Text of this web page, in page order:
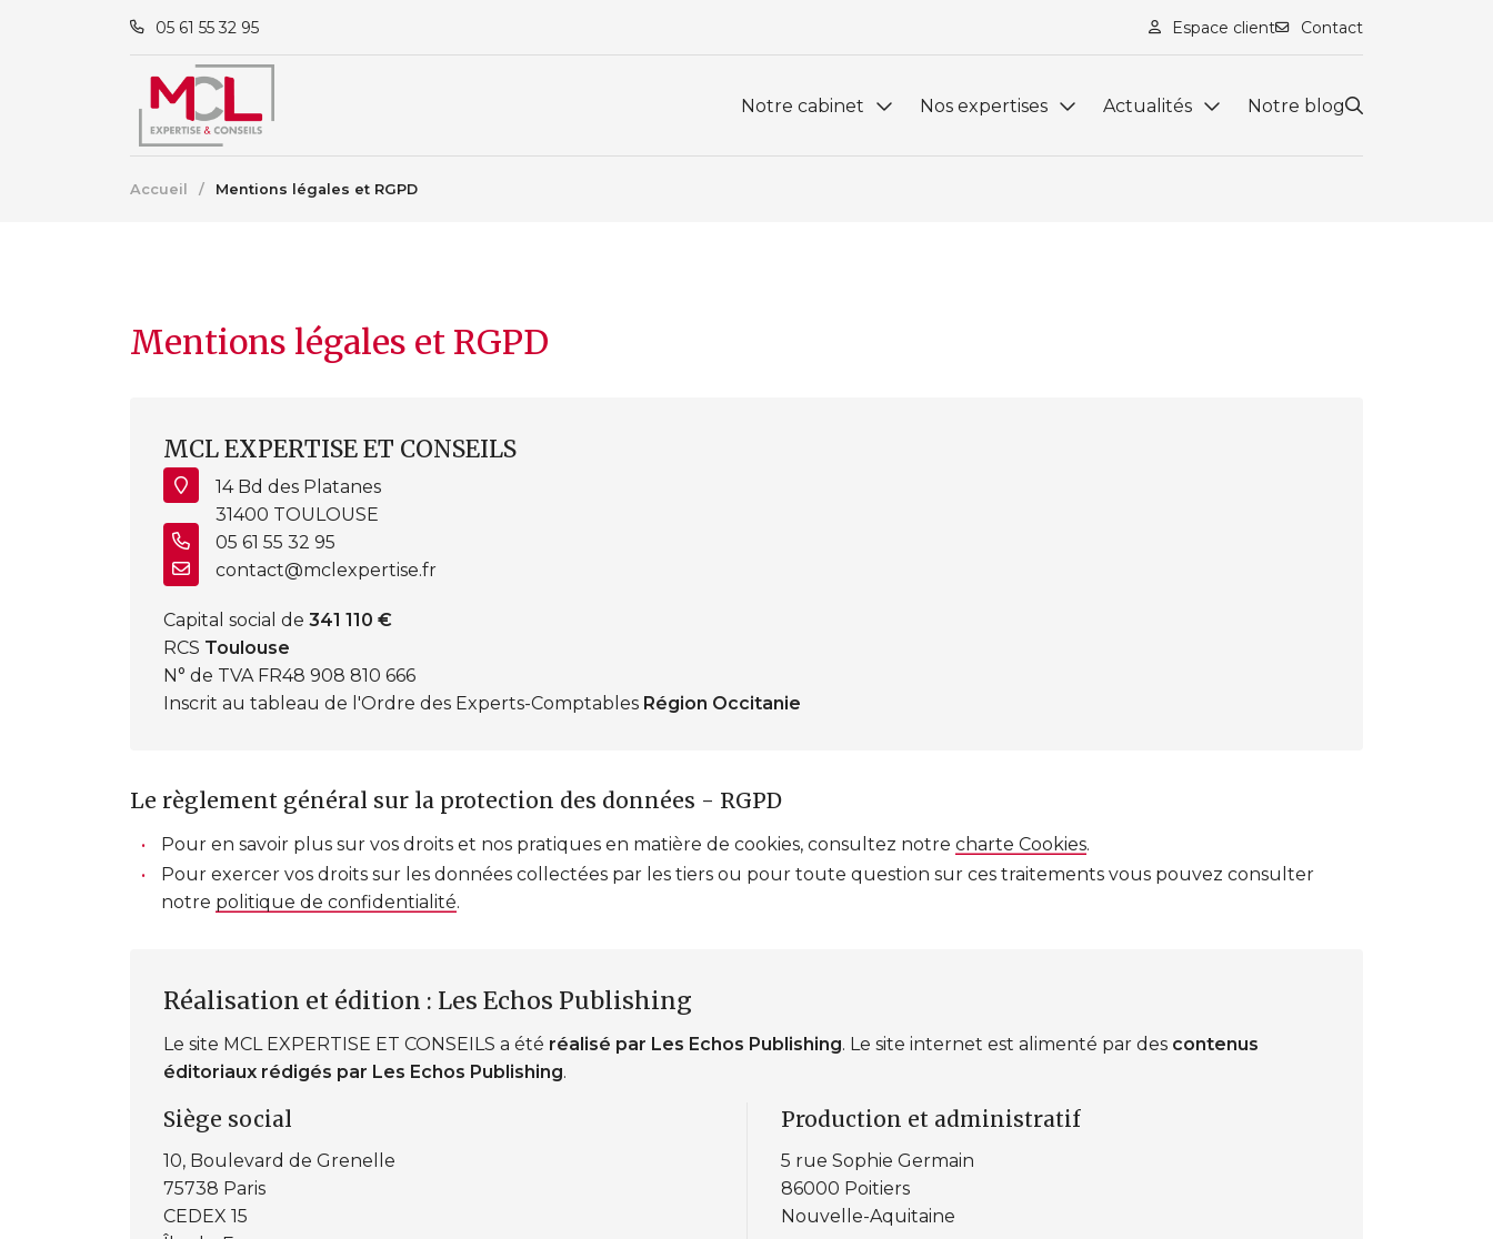
05 61 55 32 95 Espace client Contact
Notre cabinet
Nos expertises
Actualités
Notre blog
Accueil / Mentions légales et RGPD
Mentions légales et RGPD
MCL EXPERTISE ET CONSEILS
14 Bd des Platanes
31400 TOULOUSE
05 61 55 32 95
contact@mclexpertise.fr
Capital social de 341 110 €
RCS Toulouse
N° de TVA FR48 908 810 666
Inscrit au tableau de l'Ordre des Experts-Comptables Région Occitanie
Le règlement général sur la protection des données - RGPD
Pour en savoir plus sur vos droits et nos pratiques en matière de cookies, consultez notre charte Cookies.
Pour exercer vos droits sur les données collectées par les tiers ou pour toute question sur ces traitements vous pouvez consulter
notre politique de confidentialité.
Réalisation et édition : Les Echos Publishing
Le site MCL EXPERTISE ET CONSEILS a été réalisé par Les Echos Publishing. Le site internet est alimenté par des contenus
éditoriaux rédigés par Les Echos Publishing.
Siège social
10, Boulevard de Grenelle
75738 Paris
CEDEX 15
Production et administratif
5 rue Sophie Germain
86000 Poitiers
Nouvelle-Aquitaine